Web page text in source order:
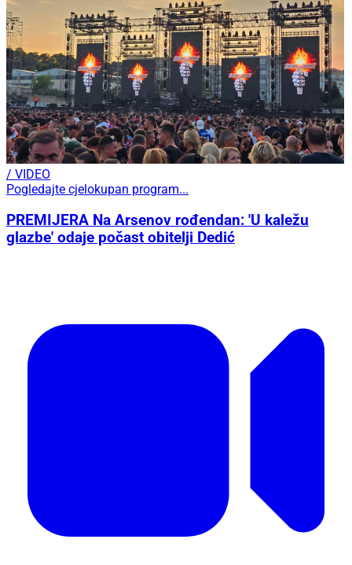
/ VIDEO
Pogledajte cjelokupan program...
PREMIJERA Na Arsenov rođendan: 'U kaležu
glazbe' odaje počast obitelji Dedić